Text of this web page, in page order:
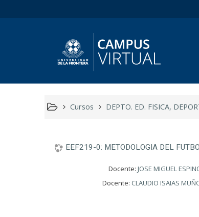
Cursos DEPTO. ED. FISICA,
EEF219-0: METODOLOGIA DEL
Docente: JOSE MIGUEL
Docente: CLAUDIO ISAIAS